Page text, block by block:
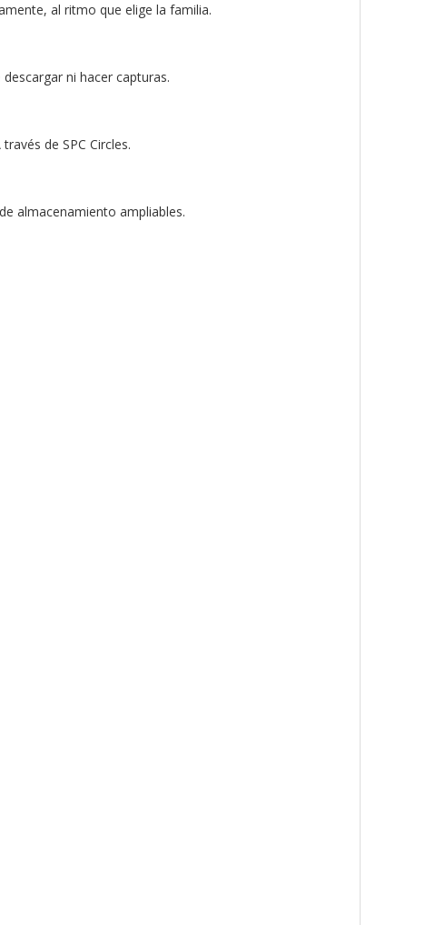
al ritmo que elige la familia.
ni hacer capturas.
de SPC Circles.
almacenamiento ampliables.